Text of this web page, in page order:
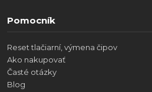
Pomocník
Reset tlačiarní, výmena čipov
Ako nakupovať
Časté otázky
Blog